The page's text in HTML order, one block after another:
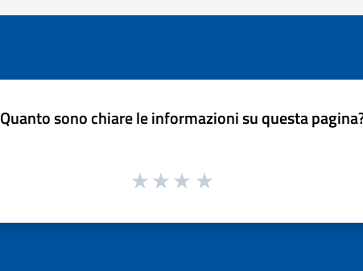
Quanto sono chiare le informazioni su questa